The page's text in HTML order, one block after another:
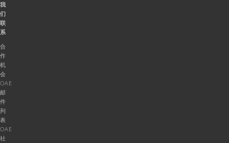
我
们
联
系
合
作
机
会
OAE
邮
件
列
表
OAE
社